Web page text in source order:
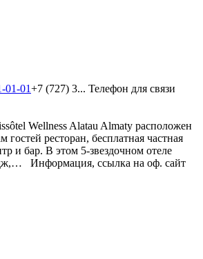
01-01+7 (727) 3... Телефон для связи
Wellness Alatau Almaty расположен
ресторан, бесплатная частная
и бар. В этом 5-звездочном отеле
Информация, ссылка на оф. сайт